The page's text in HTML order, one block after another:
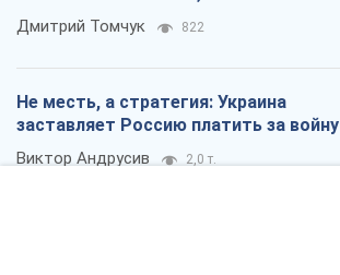
Дмитрий Томчук 822
Не месть, а стратегия: Украина
заставляет Россию платить за войну
Виктор Андрусив 2,0 т.